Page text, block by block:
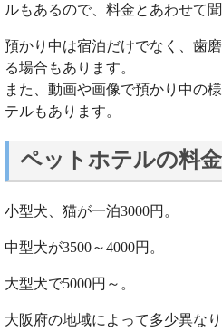
ルもあるので、料金とあわせて
預かり中は宿泊だけでなく、歯
る場合もあります。
また、動画や画像で預かり中の
テルもあります。
ペットホテルの料金
小型犬、猫が一泊3000円。
中型犬が3500～4000円。
大型犬で5000円～。
大阪府の地域によって多少異な